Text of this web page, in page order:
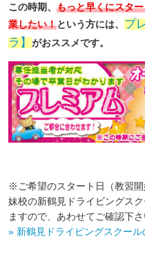
この時期、 もっと早くにスタ
業したい！という方には、 プ
ラ】 がおススメです。
※ご希望のスタート日（教習
妹校の新鶴見ドライビングス
ますので、あわせてご確認下さ
» 新鶴見ドライビングスクール